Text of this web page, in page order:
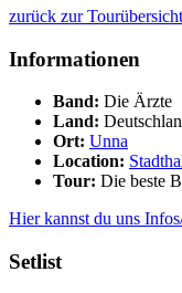
zurück zur Tourübersicht
Informationen
Band: Die Ärzte
Land:
Ort: Unna
Location:
Tour: Die beste
Hier kannst du uns
Setlist